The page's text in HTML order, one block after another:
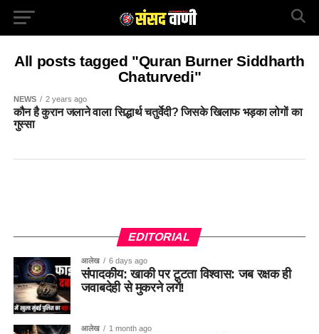
All posts tagged "Quran Burner Siddharth
Chaturvedi"
NEWS 2 years ago
कौन है कुरान जलाने वाला सिद्धार्थ चतुर्वेदी? जिसके खिलाफ भड़का लोगों का
गुस्सा
EDITORIAL
आलेख 6 days ago
संपादकीय: खाकी पर टूटता विश्वास: जब रक्षक ही
जवाबदेही से मुकरने लगें!
आलेख 1 month ago